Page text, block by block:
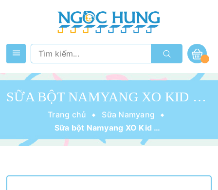
SỮA BỘT NAMYANG XO KID 800G (2-15 TUỔI)
Trang chủ
Sữa Namyang
Sữa bột Namyang XO Kid 800g (2-15 tuổi)